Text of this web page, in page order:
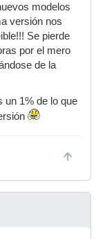
modelos
versión nos
Se pierde
por el mero
de la
un 1% de lo que